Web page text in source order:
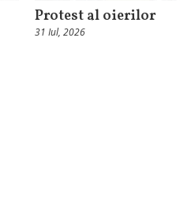
Protest al oierilor
31 Iul, 2026